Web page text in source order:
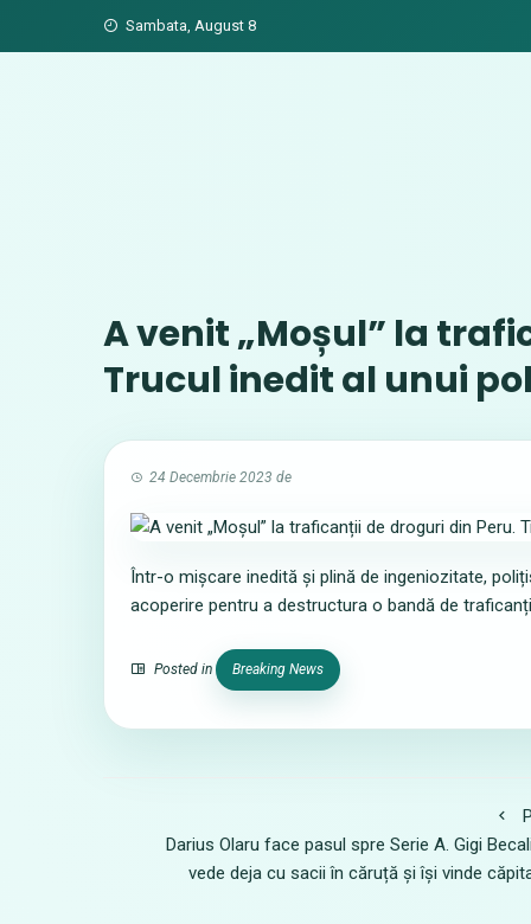
Sambata, August 8
A venit „Moșul” la
Trucul inedit al unui
24 Decembrie 2023 de
Într-o mișcare inedită și plină de ingeniozitate,
acoperire pentru a destructura o bandă de
Posted in Breaking News
Darius Olaru face pasul spre Serie A. Gigi
vede deja cu sacii în căruță și își vinde